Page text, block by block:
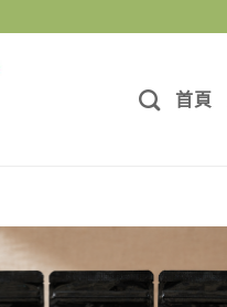
首頁